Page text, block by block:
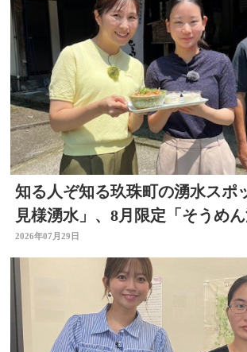
知る人ぞ知る玖珠町の湧水スポ
見様湧水」、8月限定「そうめ
を求めて
2026年07月29日